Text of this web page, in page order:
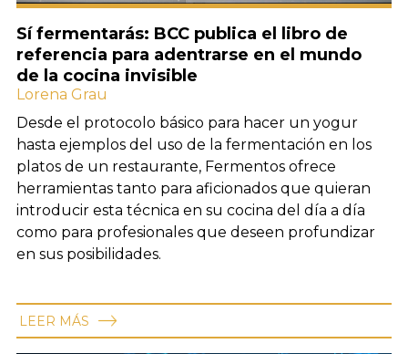
Sí fermentarás: BCC publica el libro de
referencia para adentrarse en el mundo
de la cocina invisible
Lorena Grau
Desde el protocolo básico para hacer un yogur
hasta ejemplos del uso de la fermentación en los
platos de un restaurante, Fermentos ofrece
herramientas tanto para aficionados que quieran
introducir esta técnica en su cocina del día a día
como para profesionales que deseen profundizar
en sus posibilidades.
LEER MÁS